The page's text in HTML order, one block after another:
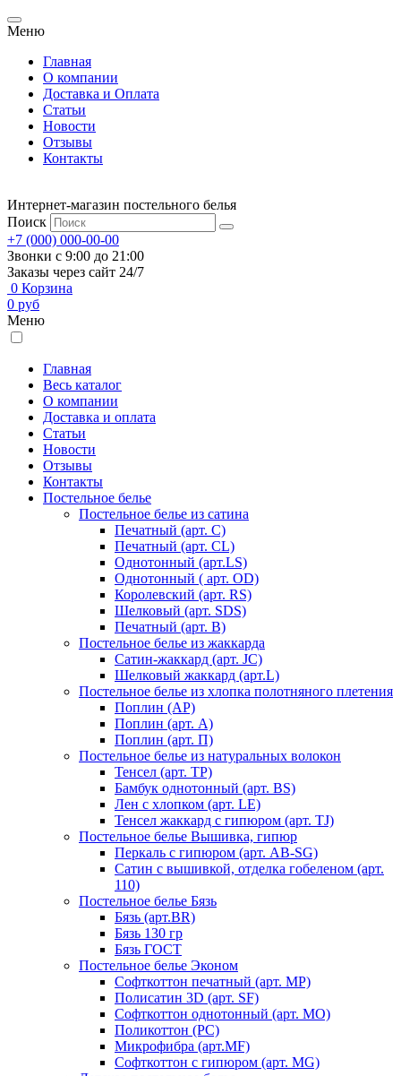
Меню
Главная
О компании
Доставка и Оплата
Статьи
Новости
Отзывы
Контакты
Интернет-магазин постельного белья
Поиск
+7 (000) 000-00-00
Звонки с 9:00 до 21:00
Заказы через сайт 24/7
0 Корзина
0 руб
Меню
Главная
Весь каталог
О компании
Доставка и оплата
Статьи
Новости
Отзывы
Контакты
Постельное белье
Постельное белье из сатина
Печатный (арт. С)
Печатный (арт. СL)
Однотонный (арт.LS)
Однотонный ( арт. OD)
Королевский (арт. RS)
Шелковый (арт. SDS)
Печатный (арт. В)
Постельное белье из жаккарда
Сатин-жаккард (арт. JC)
Шелковый жаккард (арт.L)
Постельное белье из хлопка полотняного плетения
Поплин (AP)
Поплин (арт. А)
Поплин (арт. П)
Постельное белье из натуральных волокон
Тенсел (арт. ТР)
Бамбук однотонный (арт. BS)
Лен с хлопком (арт. LE)
Тенсел жаккард с гипюром (арт. TJ)
Постельное белье Вышивка, гипюр
Перкаль с гипюром (арт. AB-SG)
Сатин с вышивкой, отделка гобеленом (арт.
110)
Постельное белье Бязь
Бязь (арт.BR)
Бязь 130 гр
Бязь ГОСТ
Постельное белье Эконом
Софткоттон печатный (арт. MР)
Полисатин 3D (арт. SF)
Софткоттон однотонный (арт. MO)
Поликоттон (PC)
Микрофибра (арт.MF)
Софткоттон с гипюром (арт. MG)